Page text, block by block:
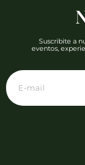
Suscribite a
eventos,